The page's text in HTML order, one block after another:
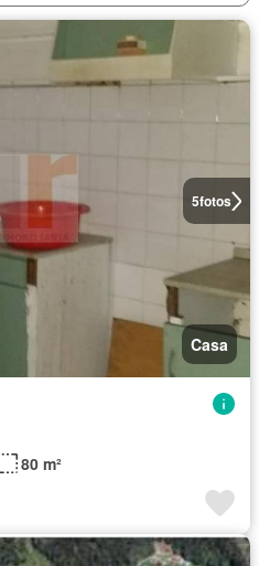
5fotos
Casa
80 m²